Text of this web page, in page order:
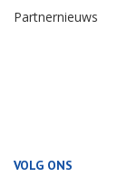
Partnernieuws
VOLG ONS